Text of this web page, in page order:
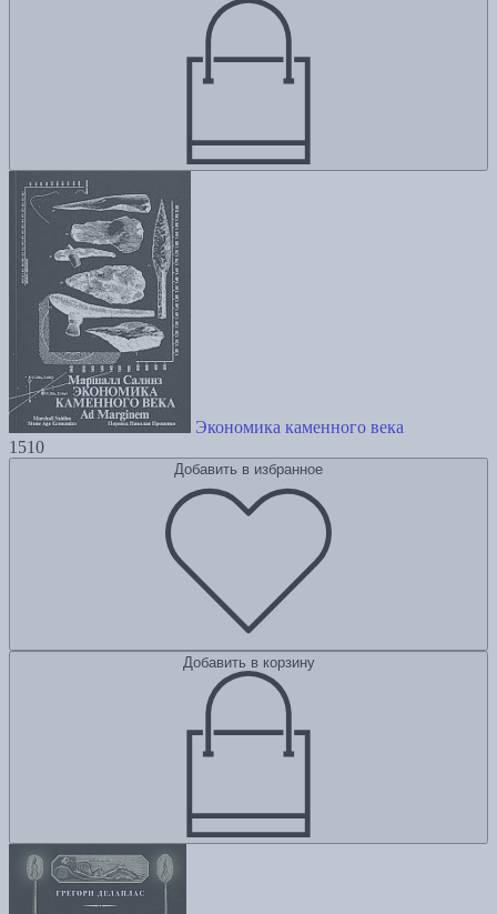
Экономика каменного века
1510
Добавить в избранное
Добавить в корзину